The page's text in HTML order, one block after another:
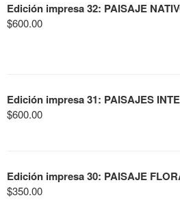
Edición impresa 32: PAISAJE
$600.00
Edición impresa 31: PAISAJES
$600.00
Edición impresa 30: PAISAJE
$350.00